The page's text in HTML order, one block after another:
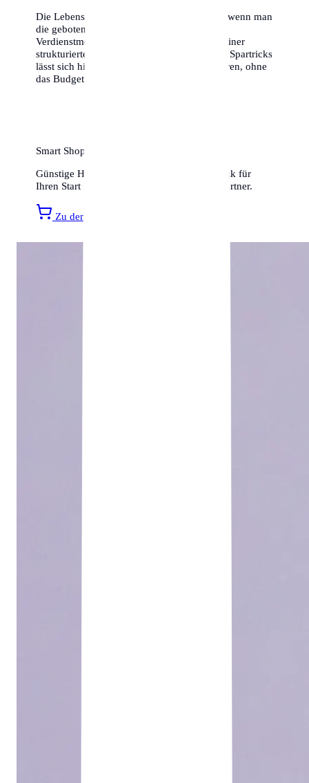
Die Lebenshaltungskosten in Köln sind fair, wenn man
die gebotene Lebensqualität und die guten
Verdienstmöglichkeiten berücksichtigt. Mit einer
strukturierten Planung und ein paar cleveren Spartricks
lässt sich hier ein hervorragendes Leben führen, ohne
das Budget zu sprengen.
Smart Shopping für Ihr neues Zuhause
Günstige Haushaltsartikel, Möbel und Technik für
Ihren Start in Köln finden Sie bei unserem Partner.
Zu den Amazon Angeboten »